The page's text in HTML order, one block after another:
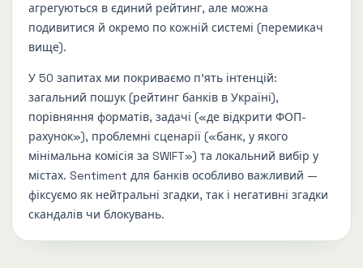
агрегуються в єдиний рейтинг, але можна
подивитися й окремо по кожній системі (перемикач
вище).
У 50 запитах ми покриваємо пʼять інтенцій:
загальний пошук (рейтинг банків в Україні),
порівняння форматів, задачі («де відкрити ФОП-
рахунок»), проблемні сценарії («банк, у якого
мінімальна комісія за SWIFT») та локальний вибір у
містах. Sentiment для банків особливо важливий —
фіксуємо як нейтральні згадки, так і негативні згадки
скандалів чи блокувань.